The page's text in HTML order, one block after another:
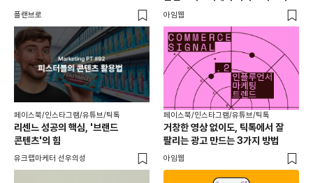
플랜브로 아임웹
페이스북/인스타그램/유튜브/틱톡
리센느 성공의 핵심, '브랜드
콘텐츠'의 힘
유크랩마케터 선우의성
페이스북/인스타그램/유튜브/틱톡
거창한 영상 없이도, 틱톡에서 잘
팔리는 광고 만드는 3가지 방법
아임웹